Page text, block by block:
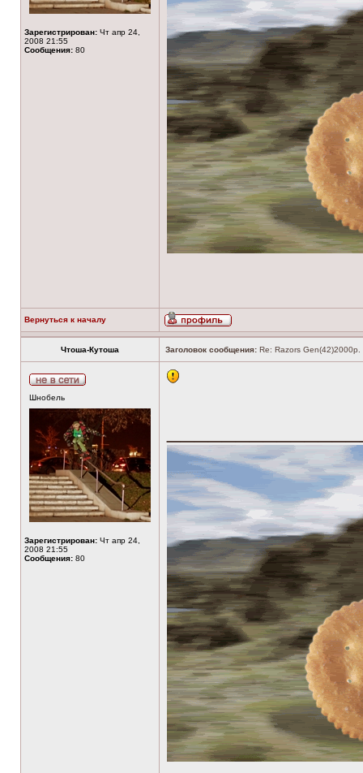
Зарегистрирован: Чт апр 24,
2008 21:55
Сообщения: 80
Вернуться к началу
Чтоша-Кутоша Заголовок сообщения: Re: Razors
Шнобель
Зарегистрирован: Чт апр 24,
2008 21:55
Сообщения: 80